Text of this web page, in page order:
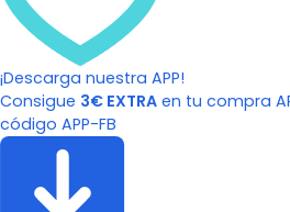
¡Descarga nuestra APP!
Consigue 3€ EXTRA en tu compra
código APP-FB